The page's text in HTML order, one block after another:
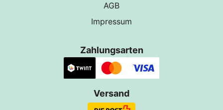
AGB
Impressum
Zahlungsarten
Versand